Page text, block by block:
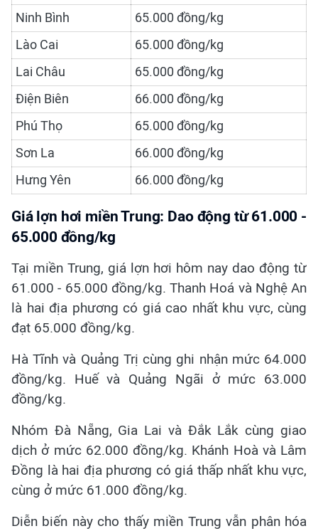
Ninh Bình
65.000 đồng/kg
Lào Cai
65.000 đồng/kg
Lai Châu
65.000 đồng/kg
Điện Biên
66.000 đồng/kg
Phú Thọ
65.000 đồng/kg
Sơn La
66.000 đồng/kg
Hưng Yên
66.000 đồng/kg
Giá lợn hơi miền Trung: Dao động từ 61.000 -
65.000 đồng/kg
Tại miền Trung, giá lợn hơi hôm nay dao động từ
61.000 - 65.000 đồng/kg. Thanh Hoá và Nghệ An
là hai địa phương có giá cao nhất khu vực, cùng
đạt 65.000 đồng/kg.
Hà Tĩnh và Quảng Trị cùng ghi nhận mức 64.000
đồng/kg. Huế và Quảng Ngãi ở mức 63.000
đồng/kg.
Nhóm Đà Nẵng, Gia Lai và Đắk Lắk cùng giao
dịch ở mức 62.000 đồng/kg. Khánh Hoà và Lâm
Đồng là hai địa phương có giá thấp nhất khu vực,
cùng ở mức 61.000 đồng/kg.
Diễn biến này cho thấy miền Trung vẫn phân hóa